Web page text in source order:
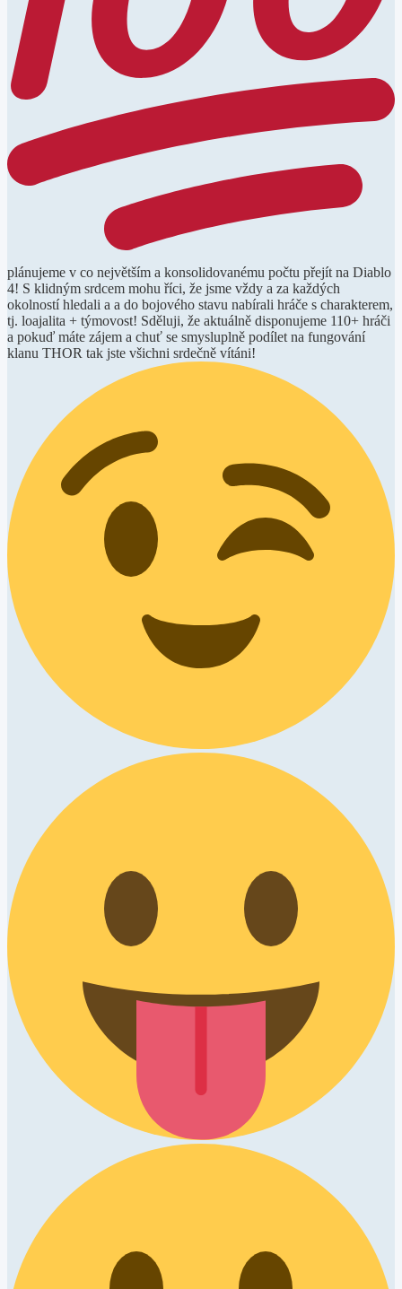
plánujeme v co největším a konsolidovanému počtu přejít na Diablo
4! S klidným srdcem mohu říci, že jsme vždy a za každých
okolností hledali a a do bojového stavu nabírali hráče s charakterem,
tj. loajalita + týmovost! Sděluji, že aktuálně disponujeme 110+ hráči
a pokuď máte zájem a chuť se smysluplně podílet na fungování
klanu THOR tak jste všichni srdečně vítáni!